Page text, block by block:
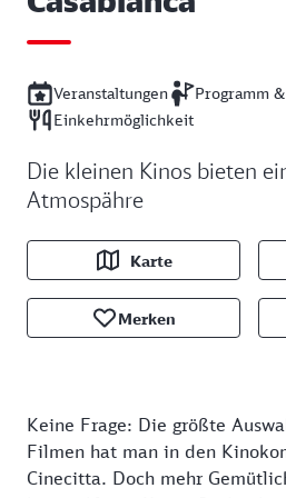
Veranstaltungen
Programm
Einkehrmöglichkeit
Die kleinen Kinos bieten
Atmospähre
Karte
Merken
Keine Frage: Die größte
Filmen hat man in den
Cinecitta. Doch mehr